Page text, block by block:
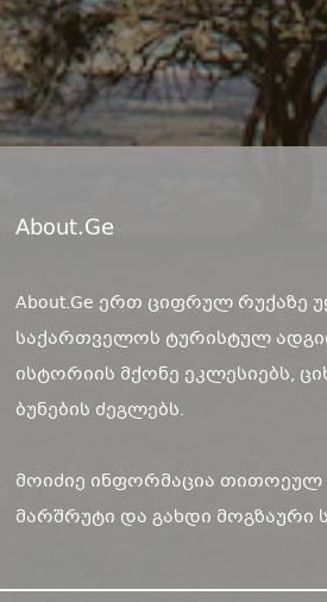
About.ge
About.Ge ერთ ციფრულ რუქაზე
საქართველოს ტურისტულ
ისტორიის მქონე ეკლესიებს,
ბუნების ძეგლებს.
მოიძიე ინფორმაცია თითოეულ
მარშრუტი და გახდი მოგზაური